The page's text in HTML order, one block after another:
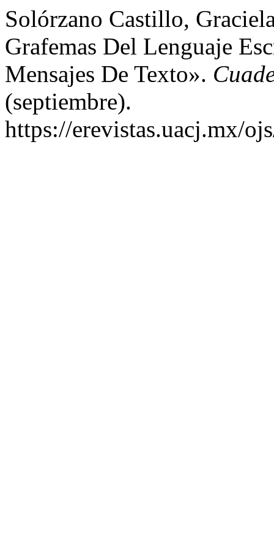
Solórzano Castillo,
Grafemas Del Lenguaje
Mensajes De Texto».
(septiembre).
https://erevistas.uacj.mx/